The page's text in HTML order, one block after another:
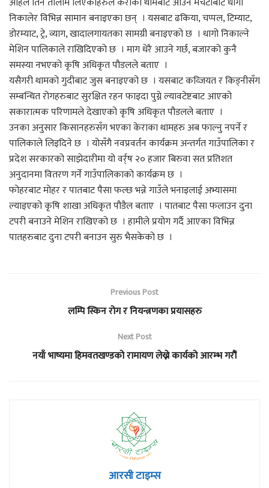
निकालेर विभिन्न सामान बनाइएका छन् । यसबाट ढकिया, चप्पल, टिम्याट,
डोरम्याट, ट्रे, व्याग, खादालगायतका सामग्री बनाइएको छ । धागो निकाल्ने
मेशिन पालिकाले राखिदिएको छ । माग धेरै आउने गर्छ, बजारको कुनै
समस्या नभएको कृषि अधिकृत पौडलले बताए ।
यसैगरी थामको गुदीबाट जुस बनाइएको छ । यसबाट कव्जियत र किड्नीसँग
सम्बन्धित रोगहरुबाट सुरक्षित रहन फाइदा पुग्ने ल्यावटेष्टबाट आएको
सकारात्मक परिणामले देखाएको कृषि अधिकृत पौडलले बताए ।
उनका अनुसार किसानहरुसँग भएका केराका थामहरु अब फाल्नु नपर्ने र
पालिकाले लिइदिने छ । योसँगै नवप्रवर्तन कार्यक्रम अन्तर्गत गाउँपालिका र
प्रदेश सरकारको साझेदारीमा यो वर्र्ष २० हजार बिरुवा सत प्रतिशत
अनुदानमा वितरण गर्ने गाउँपालिकाको कार्यक्रम छ ।
फोहरबाट मोहर र पातबाट पैसा फल्छ भन्ने गाउँले भनाइलाई अभ्यासमा
ल्याइएको कृषि शाखा अधिकृत पौडैल बताए । पातबाट पैसा फलाउन दुना
टपरी बनाउने मेशिन राखिएको छ । हामीले प्रयोग गर्दै आएका विभिन्न
पातहरुबाट दुना टपरी बनाउन सुरु भैसकेको छ ।
Previous Post
लम्पि स्किन रोग र नियन्त्रणका प्रयासहरु
Next Post
नयाँ भाष्यमा हिमवतखण्डको रामायण लेख्ने कार्यको आरम्भ गरौं
आरसी टाइम्स